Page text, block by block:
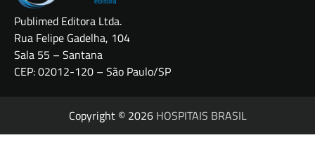
Publimed Editora Ltda.
Rua Felipe Gadelha, 104
Sala 55 – Santana
CEP: 02012-120 – São Paulo/SP
Copyright © 2026 HOSPITAIS BRASIL